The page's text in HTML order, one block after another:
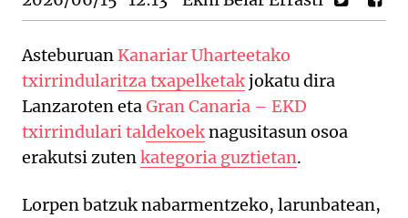
Asteburuan Kanariar Uharteetako
txirrindularitza txapelketakjokatu dira
Lanzaroten eta Gran Canaria – EKD
txirrindulari taldekoeknagusitasun osoa
erakutsi zuten kategoria guztietan.
Lorpen batzuk nabarmentzeko, larunbatean,